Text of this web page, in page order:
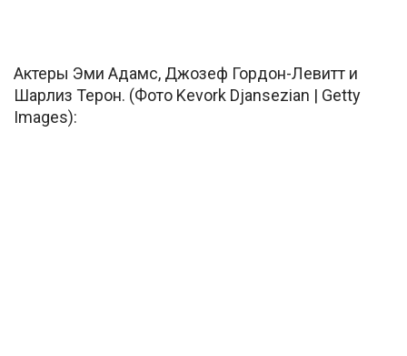
Актеры Эми Адамс, Джозеф Гордон-Левитт и
Шарлиз Терон. (Фото Kevork Djansezian | Getty
Images):